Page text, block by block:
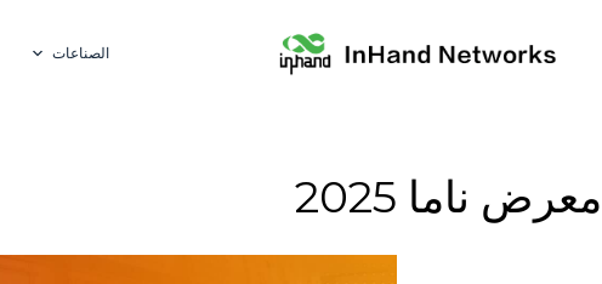
الصناعات
معرض ناما 2025